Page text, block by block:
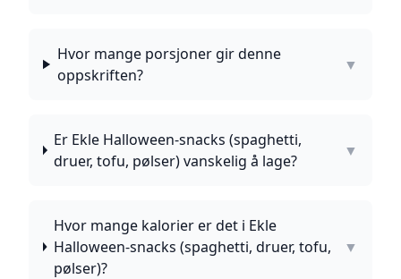
Hvor mange porsjoner gir denne
oppskriften?
▼
Er Ekle Halloween-snacks (spaghetti,
druer, tofu, pølser) vanskelig å lage?
▼
Hvor mange kalorier er det i Ekle
Halloween-snacks (spaghetti, druer, tofu,
pølser)?
▼